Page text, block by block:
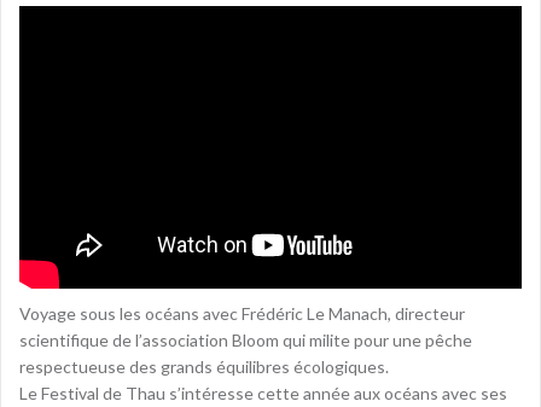
Voyage sous les océans avec Frédéric Le Manach, directeur
scientifique de l’association Bloom qui milite pour une pêche
respectueuse des grands équilibres écologiques.
Le Festival de Thau s’intéresse cette année aux océans avec ses